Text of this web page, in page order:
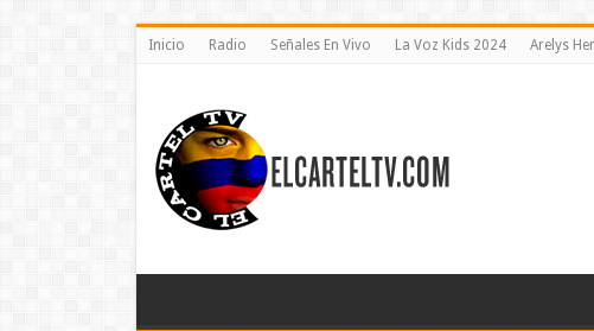
Inicio Radio Señales En Vivo La Voz Kids 2024 Arelys